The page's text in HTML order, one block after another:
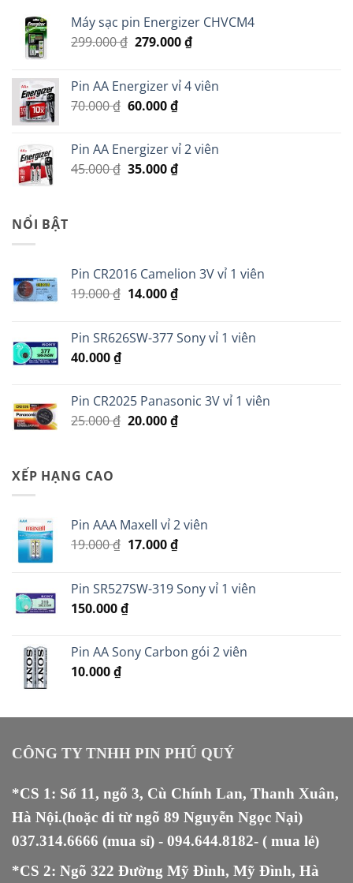
Máy sạc pin Energizer CHVCM4
299.000₫ Giá
299.000 ₫.
279.000₫Giá
là:
Pin AA Energizer vỉ 4 viên
70.000₫ Giá
70.000 ₫.
60.000₫Giá
là:
60.000 ₫.
Pin AA Energizer vỉ 2 viên
45.000₫ Giá
35.000₫Giá
NỔI BẬT
Pin CR2016 Camelion 3V vỉ 1 viên
19.000₫ Giá
19.000 ₫.
14.000₫Giá
là:
Pin SR626SW-377 Sony vỉ 1 viên
40.000₫
Pin CR2025 Panasonic 3V vỉ 1 viên
25.000₫ Giá
20.000₫Giá
XẾP HẠNG CAO
Pin AAA Maxell vỉ 2 viên
19.000₫ Giá
19.000 ₫.
17.000₫Giá
là:
Pin SR527SW-319 Sony vỉ 1 viên
150.000₫
Pin AA Sony Carbon gói 2 viên
10.000₫
CÔNG TY TNHH PIN PHÚ QUÝ
*CS 1: Số 11, ngõ 3, Cù Chính Lan, Thanh Xuân,
Hà Nội.(hoặc đi từ ngõ 89 Nguyễn Ngọc Nại)
037.314.6666 (mua sỉ) - 094.644.8182- ( mua lẻ)
*CS 2: Ngõ 322 Đường Mỹ Đình, Mỹ Đình, Hà